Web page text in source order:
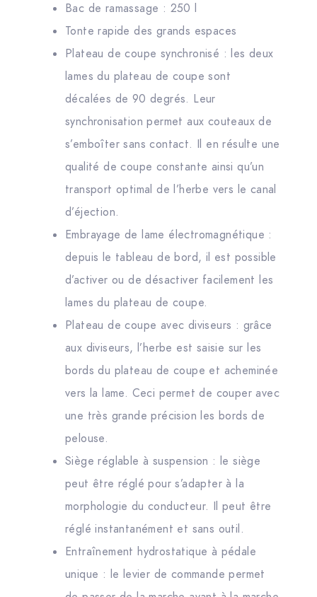
Bac de ramassage : 250 l
Tonte rapide des grands espaces
Plateau de coupe synchronisé : les deux
lames du plateau de coupe sont
décalées de 90 degrés. Leur
synchronisation permet aux couteaux de
s’emboîter sans contact. Il en résulte une
qualité de coupe constante ainsi qu’un
transport optimal de l’herbe vers le canal
d’éjection.
Embrayage de lame électromagnétique :
depuis le tableau de bord, il est possible
d’activer ou de désactiver facilement les
lames du plateau de coupe.
Plateau de coupe avec diviseurs : grâce
aux diviseurs, l’herbe est saisie sur les
bords du plateau de coupe et acheminée
vers la lame. Ceci permet de couper avec
une très grande précision les bords de
pelouse.
Siège réglable à suspension : le siège
peut être réglé pour s’adapter à la
morphologie du conducteur. Il peut être
réglé instantanément et sans outil.
Entraînement hydrostatique à pédale
unique : le levier de commande permet